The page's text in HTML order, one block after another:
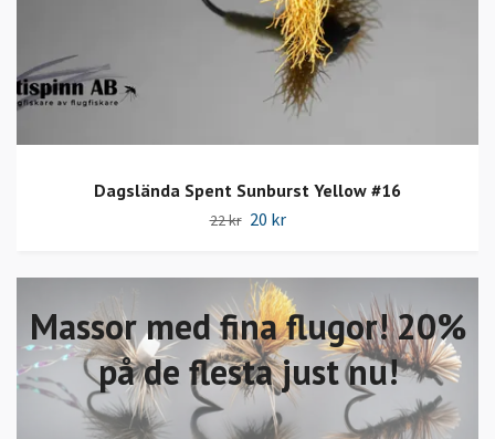
Massor med fina flugor! 20%
på de flesta just nu!
Dagslända Spent Sunburst Yellow #16
22 kr 20 kr